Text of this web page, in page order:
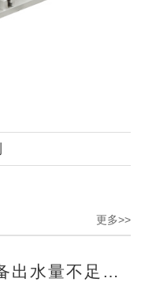
更多>>
游泳池设备出水量不足怎么办？